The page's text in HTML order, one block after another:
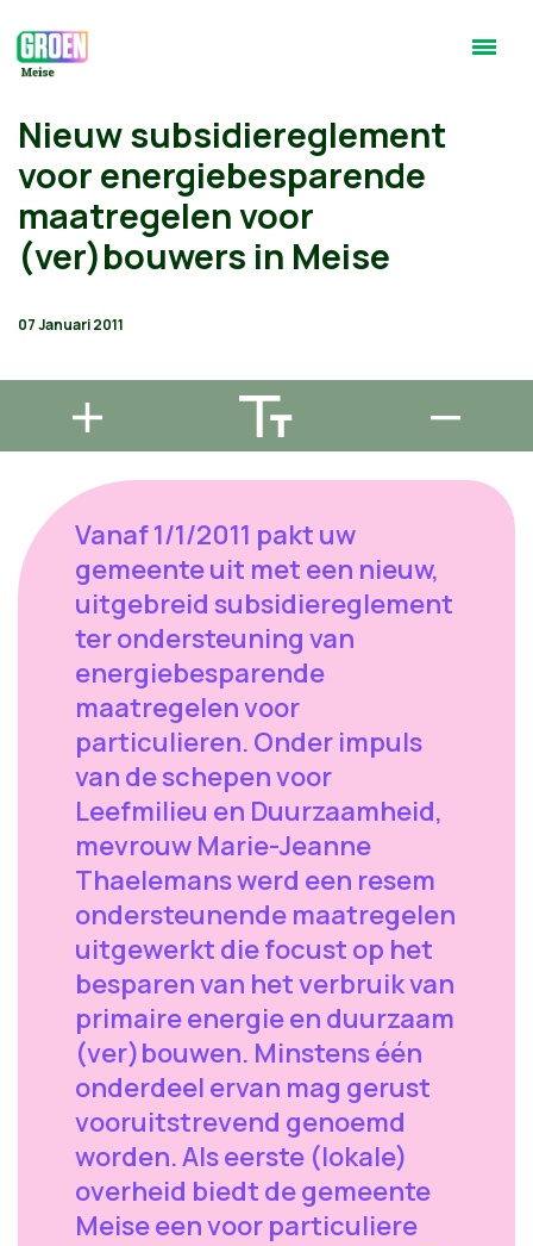
Nieuw subsidiereglement
voor energiebesparende
maatregelen voor
(ver)bouwers in Meise
07 Januari 2011
Vanaf 1/1/2011 pakt uw
gemeente uit met een nieuw,
uitgebreid subsidiereglement
ter ondersteuning van
energiebesparende
maatregelen voor
particulieren. Onder impuls
van de schepen voor
Leefmilieu en Duurzaamheid,
mevrouw Marie-Jeanne
Thaelemans werd een resem
ondersteunende maatregelen
uitgewerkt die focust op het
besparen van het verbruik van
primaire energie en duurzaam
(ver)bouwen. Minstens één
onderdeel ervan mag gerust
vooruitstrevend genoemd
worden. Als eerste (lokale)
overheid biedt de gemeente
Meise een voor particuliere